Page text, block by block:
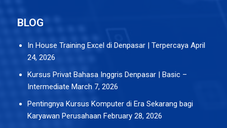
BLOG
In House Training Excel di Denpasar | Terpercaya April
24, 2026
Kursus Privat Bahasa Inggris Denpasar | Basic –
Intermediate March 7, 2026
Pentingnya Kursus Komputer di Era Sekarang bagi
Karyawan Perusahaan February 28, 2026